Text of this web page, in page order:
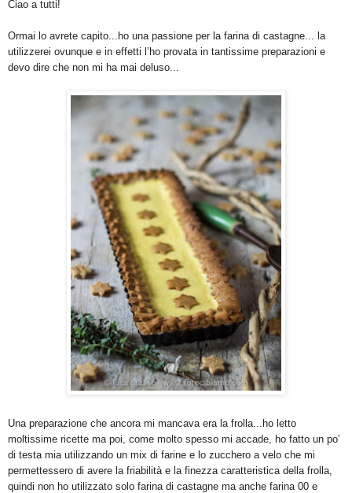
Ciao a tutti!
Ormai lo avrete capito...ho una passione per la farina di castagne... la
utilizzerei ovunque e in effetti l’ho provata in tantissime preparazioni e
devo dire che non mi ha mai deluso...
Una preparazione che ancora mi mancava era la frolla...ho letto
moltissime ricette ma poi, come molto spesso mi accade, ho fatto un po’
di testa mia utilizzando un mix di farine e lo zucchero a velo che mi
permettessero di avere la friabilità e la finezza caratteristica della frolla,
quindi non ho utilizzato solo farina di castagne ma anche farina 00 e